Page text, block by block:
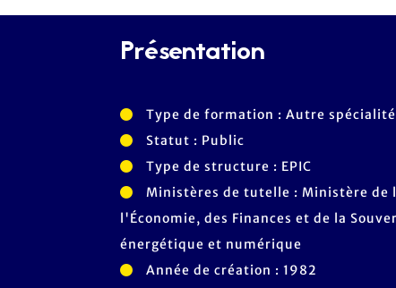
Présentation
Type de formation : Autre spécialité
Statut : Public
Type de structure : EPIC
Ministères de tutelle : Ministère de
l'Économie, des Finances et de la
énergétique et numérique
Année de création : 1982